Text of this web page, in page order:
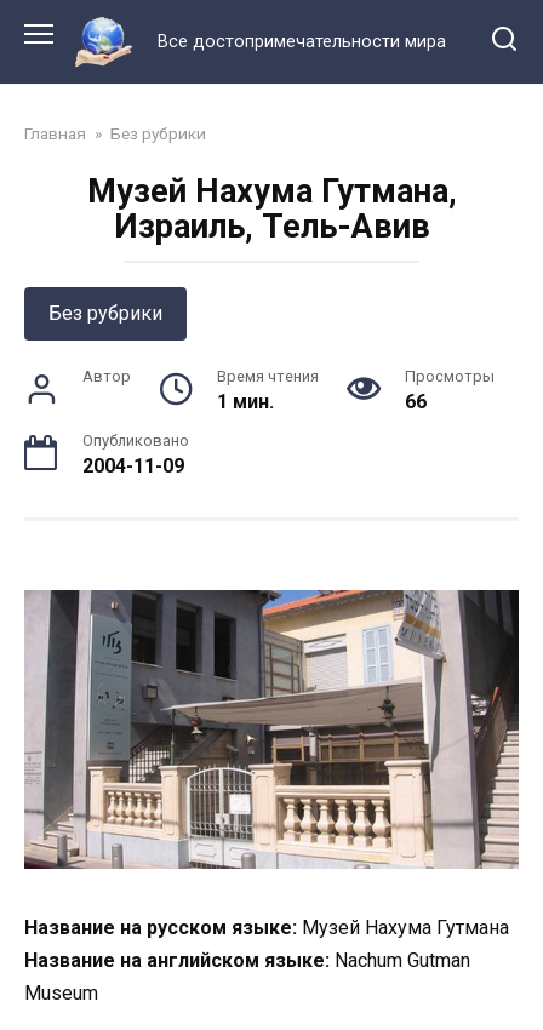
контенту
Все достопримечательности мира
Главная » Без рубрики
Музей Нахума Гутмана,
Израиль, Тель-Авив
Без рубрики
Автор Время чтения
1 мин.
Просмотры
66
Опубликовано
2004-11-09
Название на русском языке: Музей Нахума Гутмана
Название на английском языке: Nachum Gutman
Museum